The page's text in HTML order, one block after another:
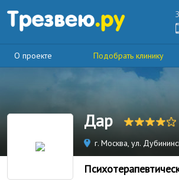
О проекте Подобрать клинику
Дар
г. Москва, ул.